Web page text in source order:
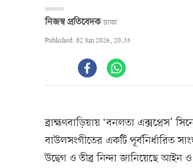
নিজস্ব প্রতিবেদক ঢাকা
Published: 02 Jun 2026, 20:35
ব্রাহ্মণবাড়িয়ায় ‘বনলতা এক্সপ্রেস’
বাউলসংগীতের একটি পূর্বনির্ধারিত
উদ্বেগ ও তীব্র নিন্দা জানিয়েছে আইন